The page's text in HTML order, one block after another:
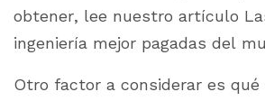
obtener, lee nuestro artículo
ingeniería mejor pagadas del
Otro factor a considerar es